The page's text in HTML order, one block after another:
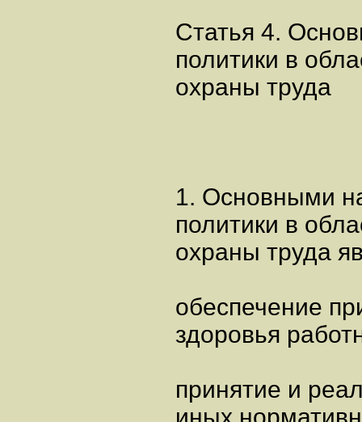
Статья 4.
политики в
охраны труда
1. Основными
политики в
охраны труда
обеспечение
здоровья
принятие и